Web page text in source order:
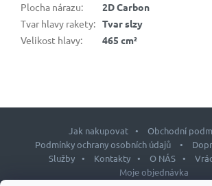
Plocha nárazu:
2D Carbon
Tvar hlavy rakety: Tvar slzy
Velikost hlavy: 465 cm²
Jak nakupovat
Obchodní
Podmínky ochrany osobních údajů
Služby
Kontakty O NÁS
Moje objednávka